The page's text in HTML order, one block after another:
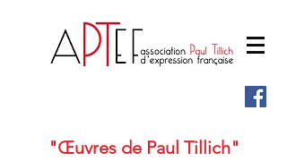
"Œuvres de Paul Tillich"